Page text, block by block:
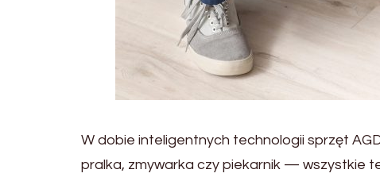
W dobie inteligentnych technologii sprzęt
pralka, zmywarka czy piekarnik — wszystkie